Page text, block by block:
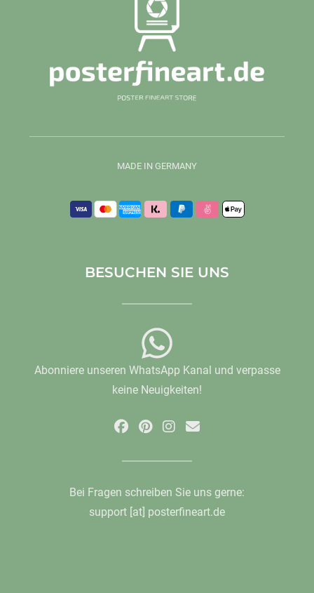
MADE IN GERMANY
BESUCHEN SIE UNS
Abonniere unseren WhatsApp Kanal und verpasse
keine Neuigkeiten!
Bei Fragen schreiben Sie uns gerne:
support [at] posterfineart.de